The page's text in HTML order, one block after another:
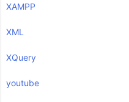
XAMPP
XML
XQuery
youtube